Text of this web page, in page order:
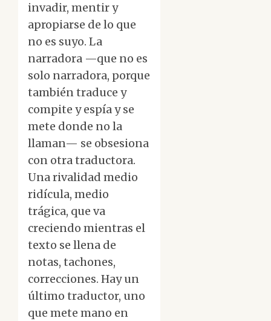
invadir, mentir y
apropiarse de lo que
no es suyo. La
narradora —que no es
solo narradora, porque
también traduce y
compite y espía y se
mete donde no la
llaman— se obsesiona
con otra traductora.
Una rivalidad medio
ridícula, medio
trágica, que va
creciendo mientras el
texto se llena de
notas, tachones,
correcciones. Hay un
último traductor, uno
que mete mano en